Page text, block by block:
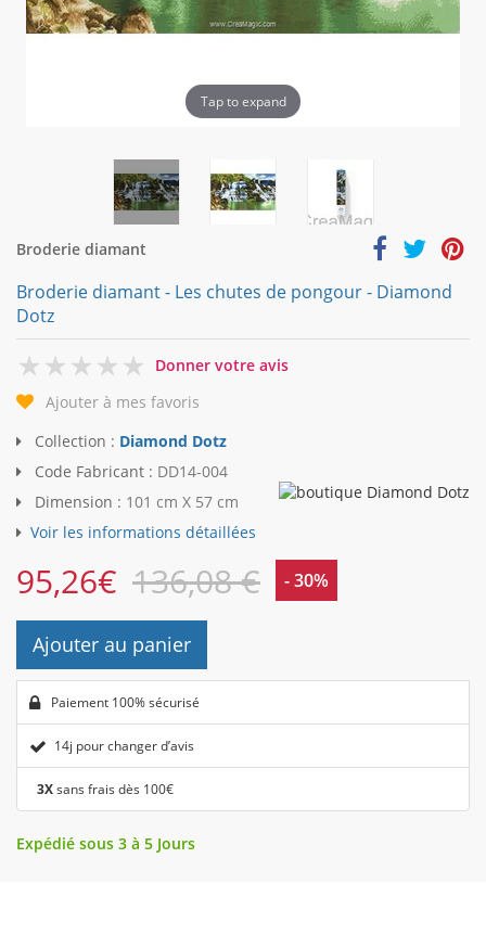
Tap to expand
Broderie diamant
Broderie diamant - Les chutes de pongour - Diamond
Dotz
0
Donner votre avis
Ajouter à mes favoris
Collection : Diamond Dotz
Code Fabricant : DD14-004
Dimension : 101 cm X 57 cm
Voir les informations détaillées
95,26€ 136,08 € - 30%
Ajouter au panier
Paiement 100% sécurisé
14j pour changer d’avis
3Xsans frais dès 100€
Expédié sous 3 à 5 Jours